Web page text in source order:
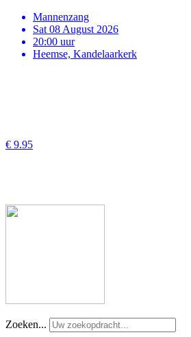
Mannenzang
Sat 08 August 2026
20:00 uur
Heemse, Kandelaarkerk
€ 9.95
Zoeken...